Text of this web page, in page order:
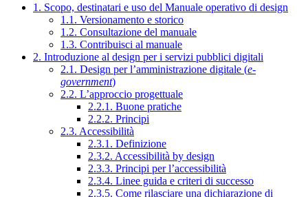
1. Scopo, destinatari e uso del Manuale operativo di design
1.1. Versionamento e storico
1.2. Consultazione del manuale
1.3. Contribuisci al manuale
2. Introduzione al design per i servizi pubblici digitali
2.1. Design per l’amministrazione digitale (e-
government)
2.2. L’approccio progettuale
2.2.1. Buone pratiche
2.2.2. Principi
2.3. Accessibilità
2.3.1. Definizione
2.3.2. Accessibilità by design
2.3.3. Principi per l’accessibilità
2.3.4. Linee guida e criteri di successo
2.3.5. Come rilasciare una dichiarazione di